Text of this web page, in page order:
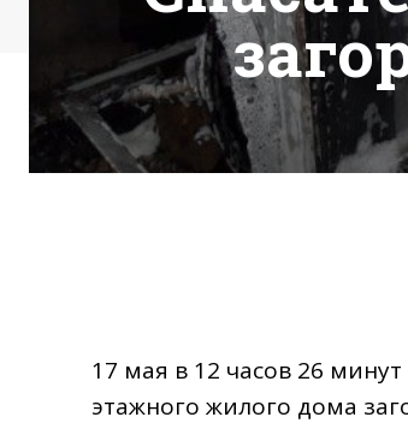
17 мая в 12 часов 26
этажного жилого дома